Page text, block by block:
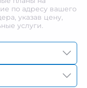
по адресу вашего
указав цену,
услуги.